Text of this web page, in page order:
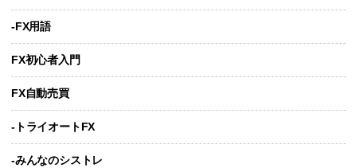
-FX用語
FX初心者入門
FX自動売買
-トライオートFX
-みんなのシストレ